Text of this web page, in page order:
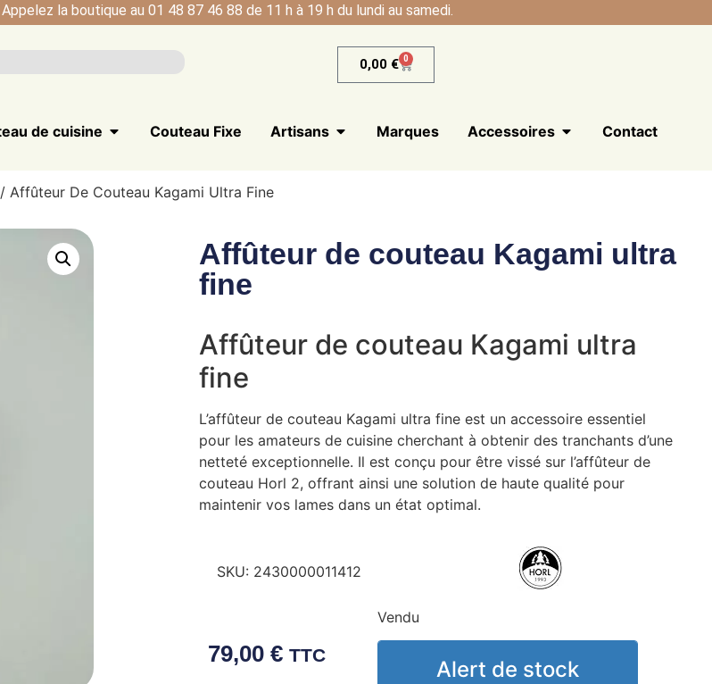
la boutique au 01 48 87 46 88 de 11 h à 19 h du lundi au samedi.
0,00 € 0
de cuisine Couteau Fixe Artisans Marques Accessoires Contact
/ Affûteur De Couteau Kagami Ultra Fine
Affûteur de couteau Kagami ultra
fine
Affûteur de couteau Kagami ultra
fine
L’affûteur de couteau Kagami ultra fine est un accessoire essentiel
pour les amateurs de cuisine cherchant à obtenir des tranchants d’une
netteté exceptionnelle. Il est conçu pour être vissé sur l’affûteur de
couteau Horl 2, offrant ainsi une solution de haute qualité pour
maintenir vos lames dans un état optimal.
SKU: 2430000011412
79,00 € TTC
Vendu
Alert de stock